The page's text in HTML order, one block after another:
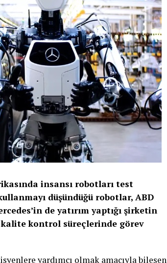
insansı robotları test
düşündüğü robotlar, ABD
de yatırım yaptığı şirketin
kontrol süreçlerinde görev
yardımcı olmak amacıyla bileşen